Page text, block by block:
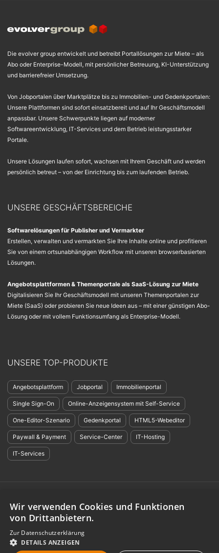
Die evolver group entwickelt und betreibt Portallösungen zur Miete – als
Abo oder Enterprise-Modell, mit persönlicher Betreuung, KI-Unterstützung
und barrierefreier Umsetzung.
Von Jobportalen über Marktplätze bis zu Immobilien- und Gedenkportalen:
Unsere Plattformen sind sofort einsatzbereit und auf Ihr Geschäftsmodell
anpassbar. Unsere Schwerpunkte liegen auf moderner
Softwareentwicklung, IT-Services und dem Betrieb leistungsstarker
Portale.
Unsere Lösungen laufen sofort, wachsen mit Ihrem Geschäft und werden
persönlich betreut – von der Einrichtung bis zum laufenden Betrieb.
UNSERE GESCHÄFTSBEREICHE
Softwarelösungen für Publisher und Vermarkter
Erstellen, verwalten und vermarkten Sie Ihre Inhalte online und profitieren
Sie von einem ortsunabhängigen Workflow mit unseren browserbasierten
Lösungen.
Angebotsplattformen & Themenportale als SaaS-Lösung zur Miete
Digitalisieren Sie Ihr Geschäftsmodell mit unseren Themenportalen zur
Miete (SaaS) oder probieren Sie neue Ideen aus – mit einer günstigen Abo-
Lösung oder mit vollem Funktionsumfang als Enterprise-Modell.
UNSERE TOP-PRODUKTE
Angebotsplattform Jobportal Immobilienportal
Single Sign-On Online-Anzeigensystem mit Self-Service
One-Editor-Szenario Gedenkportal HTML5-Webeditor
Paywall & Payment Service-Center IT-Hosting
IT-Services
GmbH: Impressum-Datenschutzerklärung-Barrierefreiheit-
Nutzungsbedingungen-GDPR
Union. * Alle Preisangaben zzgl. derzeit gültiger Mehrwertsteuer.
Erklärung:Die Verwendung der Höflichkeitsform „Du“ bietet keinen
Wir verwenden Cookies und Funktionen
von Drittanbietern.
Zur Datenschutzerklärung
DETAILS ANZEIGEN